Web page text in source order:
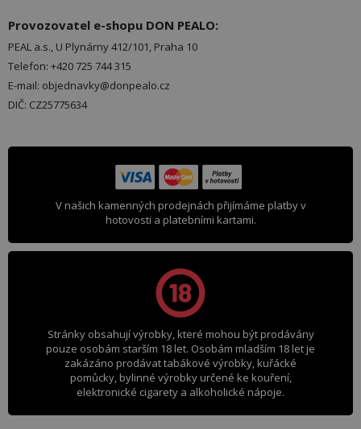
Provozovatel e-shopu DON PEALO:
PEAL a.s., U Plynárny 412/101, Praha 10
Telefon: +420 725 744 315
E-mail: objednavky@donpealo.cz
DIČ: CZ25775634
V našich kamenných prodejnách přijímáme platby v
hotovosti a platebními kartami.
Stránky obsahují výrobky, které mohou být prodávány
pouze osobám starším 18 let. Osobám mladším 18 let je
zakázáno prodávat tabákové výrobky, kuřácké
pomůcky, bylinné výrobky určené ke kouření,
elektronické cigarety a alkoholické nápoje.